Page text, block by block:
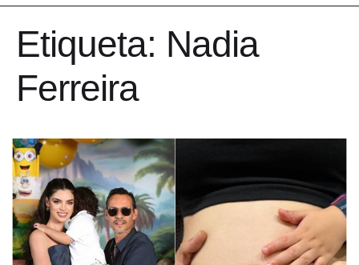
Etiqueta: Nadia
Ferreira